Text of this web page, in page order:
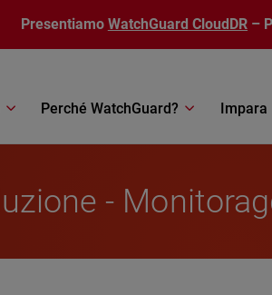
Presentiamo WatchGuard CloudDR –
Perché WatchGuard? Impara
-